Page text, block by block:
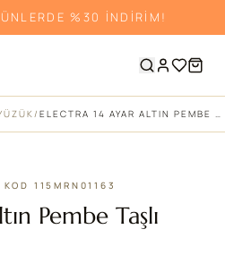
%30 İNDİRİM!
/ ELECTRA 14 AYAR ALTIN PEMBE TAŞLI YÜZÜK
115MRN01163
Pembe Taşlı